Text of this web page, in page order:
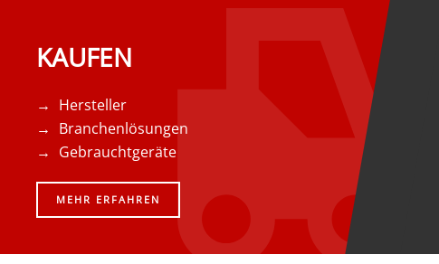
KAUFEN
Hersteller
Branchenlösungen
Gebrauchtgeräte
MEHR ERFAHREN